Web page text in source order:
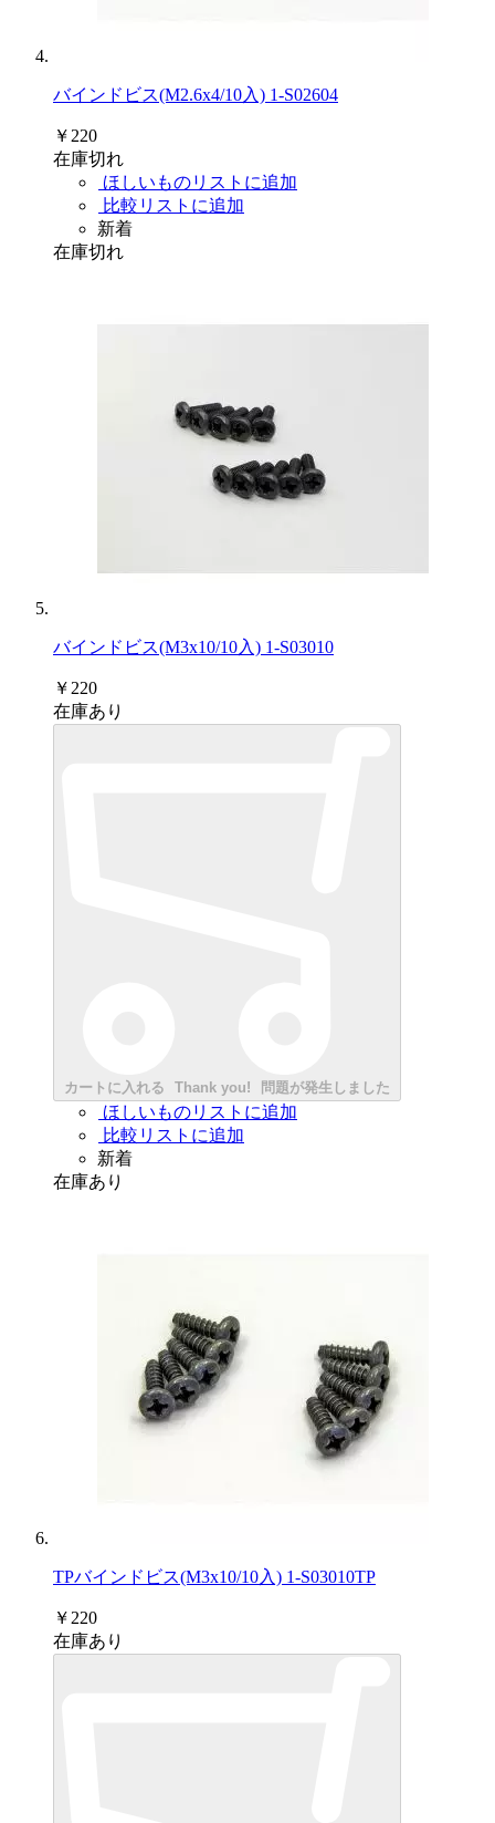
バインドビス(M2.6x4/10入) 1-S02604
￥220
在庫切れ
ほしいものリストに追加
比較リストに追加
新着
在庫切れ
バインドビス(M3x10/10入) 1-S03010
￥220
在庫あり
カートに入れる Thank you! 問題が発生しました
ほしいものリストに追加
比較リストに追加
新着
在庫あり
TPバインドビス(M3x10/10入) 1-S03010TP
￥220
在庫あり